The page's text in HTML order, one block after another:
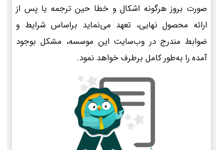
صورت بروز هرگونه اشکال و خطا حین ترجمه یا پس از
ارائه محصول نهایی، تعهد می‌نماید براساس شرایط و
ضوابط مندرج در وب‌سایت این موسسه، مشکل بوجود
آمده را به‌طور کامل برطرف خواهد نمود.